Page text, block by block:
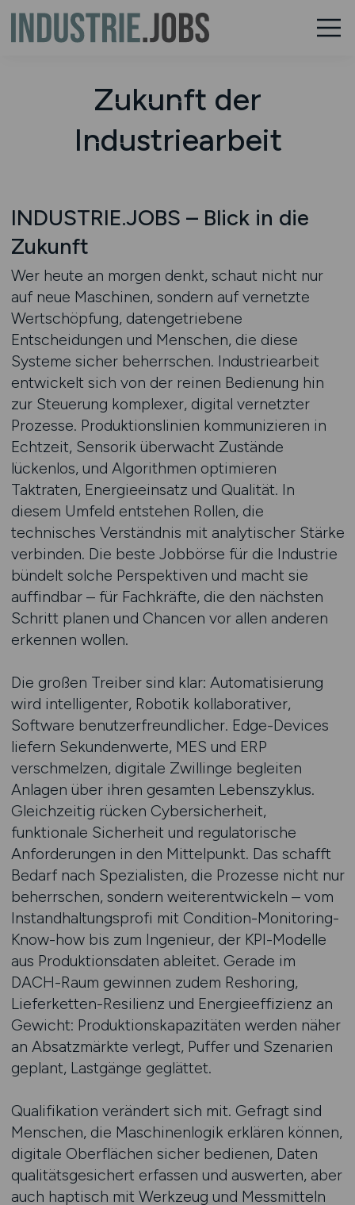
Zukunft der
Industriearbeit
INDUSTRIE.JOBS – Blick in die
Zukunft
Wer heute an morgen denkt, schaut nicht nur
auf neue Maschinen, sondern auf vernetzte
Wertschöpfung, datengetriebene
Entscheidungen und Menschen, die diese
Systeme sicher beherrschen. Industriearbeit
entwickelt sich von der reinen Bedienung hin
zur Steuerung komplexer, digital vernetzter
Prozesse. Produktionslinien kommunizieren in
Echtzeit, Sensorik überwacht Zustände
lückenlos, und Algorithmen optimieren
Taktraten, Energieeinsatz und Qualität. In
diesem Umfeld entstehen Rollen, die
technisches Verständnis mit analytischer Stärke
verbinden. Die beste Jobbörse für die Industrie
bündelt solche Perspektiven und macht sie
auffindbar – für Fachkräfte, die den nächsten
Schritt planen und Chancen vor allen anderen
erkennen wollen.
Die großen Treiber sind klar: Automatisierung
wird intelligenter, Robotik kollaborativer,
Software benutzerfreundlicher. Edge-Devices
liefern Sekundenwerte, MES und ERP
verschmelzen, digitale Zwillinge begleiten
Anlagen über ihren gesamten Lebenszyklus.
Gleichzeitig rücken Cybersicherheit,
funktionale Sicherheit und regulatorische
Anforderungen in den Mittelpunkt. Das schafft
Bedarf nach Spezialisten, die Prozesse nicht nur
beherrschen, sondern weiterentwickeln – vom
Instandhaltungsprofi mit Condition-Monitoring-
Know-how bis zum Ingenieur, der KPI-Modelle
aus Produktionsdaten ableitet. Gerade im
DACH-Raum gewinnen zudem Reshoring,
Lieferketten-Resilienz und Energieeffizienz an
Gewicht: Produktionskapazitäten werden näher
an Absatzmärkte verlegt, Puffer und Szenarien
geplant, Lastgänge geglättet.
Qualifikation verändert sich mit. Gefragt sind
Menschen, die Maschinenlogik erklären können,
digitale Oberflächen sicher bedienen, Daten
qualitätsgesichert erfassen und auswerten, aber
auch haptisch mit Werkzeug und Messmitteln